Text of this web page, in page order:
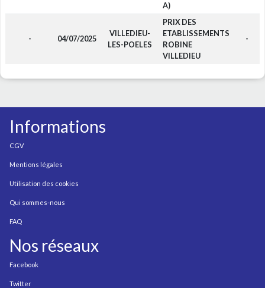
A)
- 04/07/2025
VILLEDIEU-
LES-POELES
PRIX DES
ETABLISSEMENTS
ROBINE
VILLEDIEU
-
Informations
CGV
Mentions légales
Utilisation des cookies
Qui sommes-nous
FAQ
Nos réseaux
Facebook
Twitter